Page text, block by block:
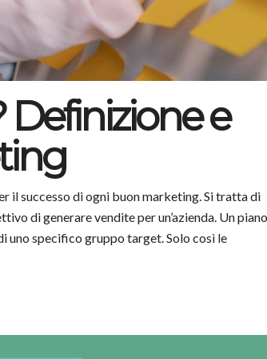
Definizione e
il successo di ogni buon marketing. Si tratta di
di generare vendite per un’azienda. Un piano
uno specifico gruppo target. Solo così le